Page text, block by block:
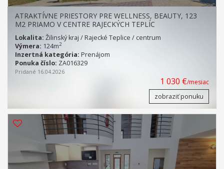
ATRAKTÍVNE PRIESTORY PRE WELLNESS, BEAUTY, 123
M2 PRIAMO V CENTRE RAJECKÝCH TEPLÍC
Lokalita: Žilinský kraj / Rajecké Teplice / centrum
Výmera: 124m2
Inzertná kategória: Prenájom
Ponuka číslo: ZA016329
Pridané 16.04.2026
1 030 €/mesiac
zobraziť ponuku